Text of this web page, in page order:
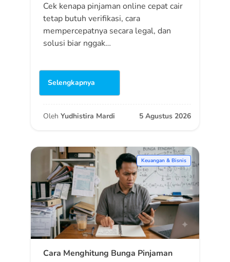
Cek kenapa pinjaman online cepat cair
tetap butuh verifikasi, cara
mempercepatnya secara legal, dan
solusi biar nggak…
Selengkapnya
Oleh Yudhistira Mardi 5 Agustus 2026
Keuangan & Bisnis
Cara Menghitung Bunga Pinjaman